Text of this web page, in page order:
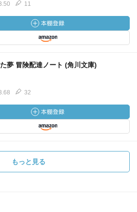
11
夢 冒険配達ノート (角川文庫)
32
もっと見る